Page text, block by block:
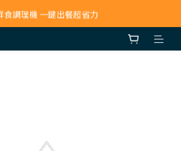
吸毛機 吸毛清淨抗敏一次搞定
食調理機 一鍵出餐超省力